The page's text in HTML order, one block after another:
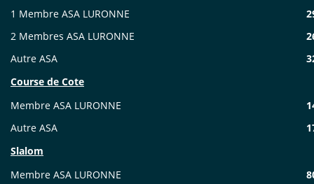
1 Membre ASA LURONNE
2 Membres ASA LURONNE
Autre ASA
Course de Cote
Membre ASA LURONNE
Autre ASA
Slalom
Membre ASA LURONNE